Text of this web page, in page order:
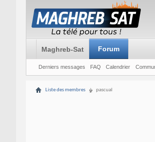
Maghreb-Sat Forum
Derniers messages FAQ Calendrier
Liste des membres pascual